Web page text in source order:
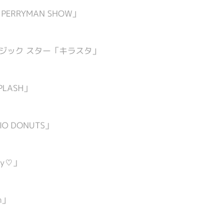
SHOW」
ク スター「キラスタ」
」
DONUTS」
」